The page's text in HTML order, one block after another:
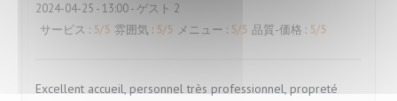
2024-04-25 - 13:00 - ゲスト 2
サービス : 5/5 雰囲気 : 5/5 メニュー : 5/5 品質-価格 : 5/5
Excellent accueil, personnel très professionnel, propreté